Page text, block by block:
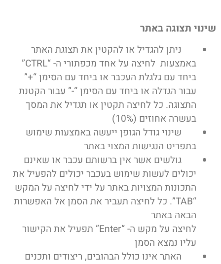
שינוי תצוגה באתר
ניתן להגדיל או להקטין את תצוגת האתר
באמצעות לחיצה על אחד מכפתורי ה- “CTRL”
ביחד עם גלגלת העכבר או ביחד עם הסימן “+”
עבור הגדלה או ביחד עם הסימן “-” עבור הקטנת
התצוגה. כל לחיצה תקטין או תגדיל את המסך
בעשרה אחוזים (10%)
שינוי גודל הגופן ייעשה באמצעות שימוש
בתפריט הנגישות המצוי באתר
גולשים אשר אין ברשותם עכבר או שאינם
יכולים לעשות שימוש בעכבר יכולים להפעיל את
התכונות המצויות באתר על ידי לחיצה על המקש
“TAB”. כל לחיצה תעביר את הסמן אל האפשרות
הבאה באתר
לחיצה על מקש ה- “Enter” תפעיל את הקישור
עליו נמצא הסמן
האתר אינו כולל הבהובים, ריצודים ותכנים